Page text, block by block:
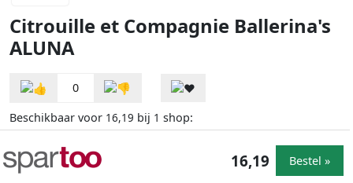
Citrouille et Compagnie Ballerina's
ALUNA
0
Beschikbaar voor 16,19 bij 1 shop:
16,19 Bestel »